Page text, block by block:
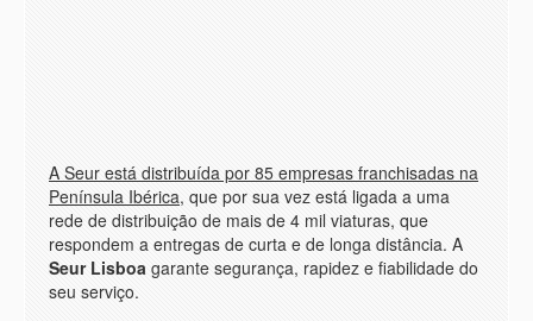
A Seur está distribuída por 85 empresas franchisadas na
Península Ibérica, que por sua vez está ligada a uma
rede de distribuição de mais de 4 mil viaturas, que
respondem a entregas de curta e de longa distância. A
Seur Lisboa garante segurança, rapidez e fiabilidade do
seu serviço.